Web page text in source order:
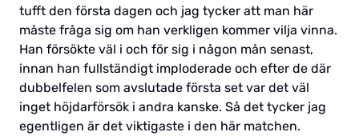
tufft den första dagen och jag tycker att man här
måste fråga sig om han verkligen kommer vilja vinna.
Han försökte väl i och för sig i någon mån senast,
innan han fullständigt imploderade och efter de där
dubbelfelen som avslutade första set var det väl
inget höjdarförsök i andra kanske. Så det tycker jag
egentligen är det viktigaste i den här matchen.